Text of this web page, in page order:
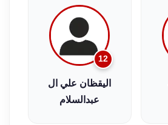
12
اليقظان علي ال
عبدالسلام